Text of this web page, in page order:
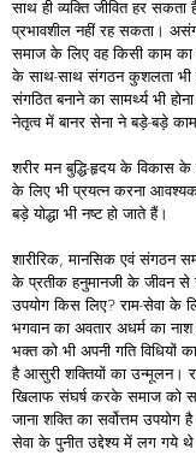
साथ ही व्यक्ति जीवित हर
प्रभावशील नहीं रह सकता।
समाज के लिए वह किसी काम का
के साथ-साथ संगठन कुशलता भी
संगठित बनाने का सामर्थ्य भी
नेतृत्व में बानर सेना ने बड़े-बड़े
शरीर मन बुद्धि-हृदय के विकास
के लिए भी प्रयत्न करना
बड़े योद्धा भी नष्ट हो जाते हैं।
शारीरिक, मानसिक एवं संगठन
के प्रतीक हनुमानजी के जीवन से
उपयोग किस लिए? राम-सेवा के
भगवान का अवतार अधर्म का
भक्त को भी अपनी गति विधियों
है आसुरी शक्तियों का उन्मूलन।
खिलाफ संघर्ष करके समाज को
जाना शक्ति का सर्वोत्तम
सेवा के पुनीत उद्देश्य में लग गये